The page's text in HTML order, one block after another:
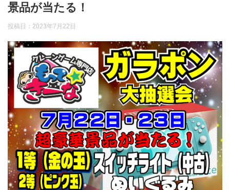
景品が当たる！
投稿日： 2023年7月22日